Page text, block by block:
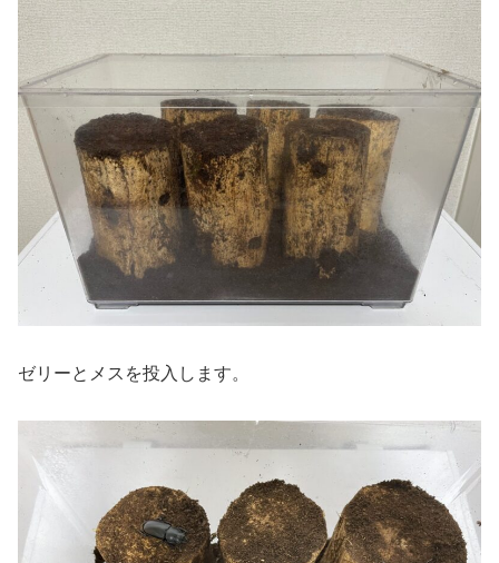
ゼリーとメスを投入します。